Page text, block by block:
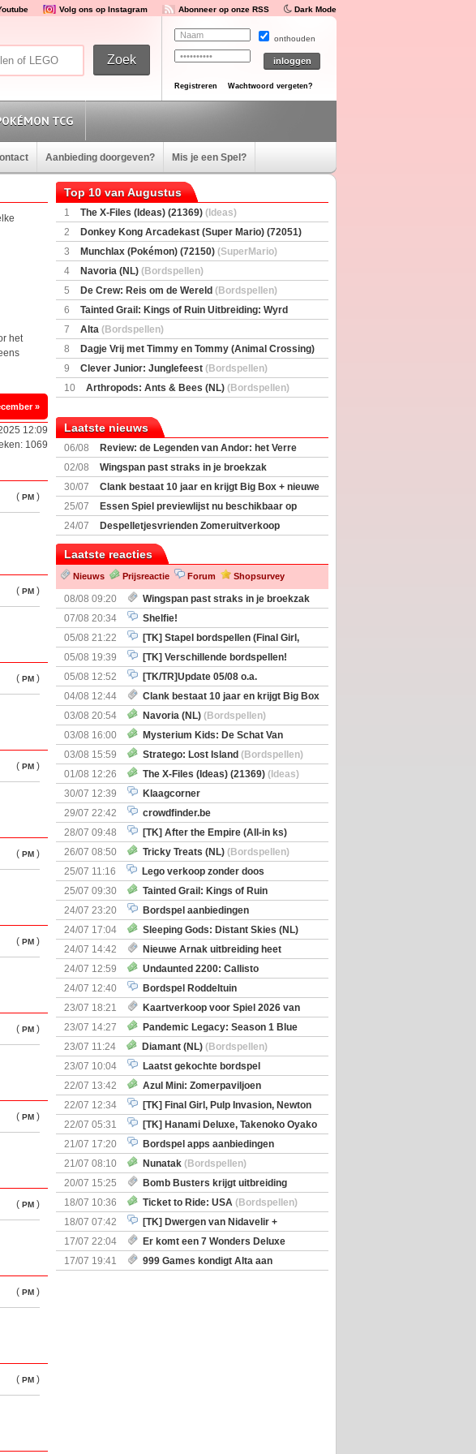
Volg ons op Instagram Abonneer op onze RSS Dark Mode
onthouden
Registreren Wachtwoord vergeten?
TCG
Aanbieding doorgeven? Mis je een Spel?
het
»
12:09
1069
( PM )
( PM )
( PM )
( PM )
( PM )
( PM )
( PM )
( PM )
( PM )
( PM )
( PM )
Top 10 van Augustus
1 The X-Files (Ideas) (21369) (Ideas)
2
Donkey Kong Arcadekast (Super Mario) (72051)
(SuperMario)
3 Munchlax (Pokémon) (72150) (SuperMario)
4
Navoria (NL) (Bordspellen)
5
De Crew: Reis om de Wereld (Bordspellen)
6
Tainted Grail: Kings of Ruin Uitbreiding: Wyrd
Encounters(Bordspellen)
7 Alta (Bordspellen)
8
Dagje Vrij met Timmy en Tommy (Animal Crossing)
(77059)(Ideas)
9 Clever Junior: Junglefeest (Bordspellen)
10
Arthropods: Ants & Bees (NL) (Bordspellen)
Laatste nieuws
06/08
Review: de Legenden van Andor: het Verre
Land
02/08
Wingspan past straks in je broekzak
30/07
Clank bestaat 10 jaar en krijgt Big Box + nieuwe
uitbreiding
25/07
Essen Spiel previewlijst nu beschikbaar op
Boardgamegeek
24/07
Despelletjesvrienden Zomeruitverkoop
Laatste reacties
Nieuws Prijsreactie Forum Shopsurvey
08/08 09:20
Wingspan past straks in je broekzak
07/08 20:34
Shelfie!
05/08 21:22
[TK] Stapel bordspellen (Final Girl,
Nemesis Retaliation, Zombicide Invader)
05/08 19:39
[TK] Verschillende bordspellen!
05/08 12:52
[TK/TR]Update 05/08 o.a.
Prijsverlagingen, Imperium Horizons, 20 Strong
04/08 12:44
Clank bestaat 10 jaar en krijgt Big Box
+ nieuwe uitbreiding
03/08 20:54 Navoria (NL) (Bordspellen)
03/08 16:00
Mysterium Kids: De Schat Van
Kapitein Boe
(Bordspellen)
03/08 15:59 Stratego: Lost Island (Bordspellen)
01/08 12:26
The X-Files (Ideas) (21369) (Ideas)
30/07 12:39
Klaagcorner
29/07 22:42
crowdfinder.be
28/07 09:48
[TK] After the Empire (All-in ks)
26/07 08:50
Tricky Treats (NL) (Bordspellen)
25/07 11:16
Lego verkoop zonder doos
25/07 09:30
Tainted Grail: Kings of Ruin
Uitbreiding: Wyrd Encounters(Bordspellen)
24/07 23:20
Bordspel aanbiedingen
24/07 17:04
Sleeping Gods: Distant Skies (NL)
(Bordspellen)
24/07 14:42
Nieuwe Arnak uitbreiding heet
Surprise Shipments
24/07 12:59
Undaunted 2200: Callisto
(Bordspellen)
24/07 12:40
Bordspel Roddeltuin
23/07 18:21
Kaartverkoop voor Spiel 2026 van
start
23/07 14:27
Pandemic Legacy: Season 1 Blue
(Bordspellen)
23/07 11:24 Diamant (NL) (Bordspellen)
23/07 10:04
Laatst gekochte bordspel
22/07 13:42
Azul Mini: Zomerpaviljoen
(Bordspellen)
22/07 12:34
[TK] Final Girl, Pulp Invasion, Newton
& Great Discoveries
22/07 05:31
[TK] Hanami Deluxe, Takenoko Oyako
bigbox
21/07 17:20
Bordspel apps aanbiedingen
21/07 08:10
Nunatak (Bordspellen)
20/07 15:25
Bomb Busters krijgt uitbreiding
genaamd Pro Kit
18/07 10:36 Ticket to Ride: USA (Bordspellen)
18/07 07:42
[TK] Dwergen van Nidavelir +
Sherlock Holmes Consulting Detective
17/07 22:04
Er komt een 7 Wonders Deluxe
Monsterbox
17/07 19:41 999 Games kondigt Alta aan